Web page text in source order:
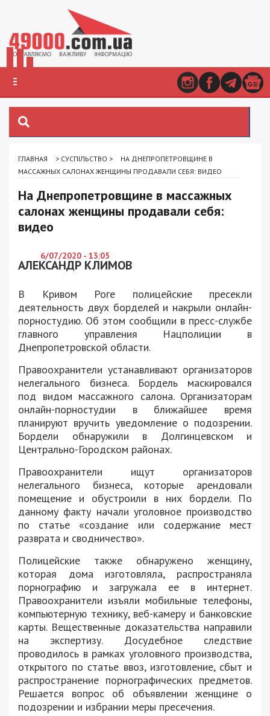
ГЛАВНАЯ > СУСПІЛЬСТВО >
НА ДНЕПРОПЕТРОВЩИНЕ В
МАССАЖНЫХ САЛОНАХ ЖЕНЩИНЫ ПРОДАВАЛИ СЕБЯ: ВИДЕО
На Днепропетровщине в массажных
салонах женщины продавали себя:
видео
6/07/2020 - 13:05
АЛЕКСАНДР КЛИМОВ
В Кривом Роге полицейские пресекли
деятельность двух борделей и накрыли онлайн-
порностудию. Об этом сообщили в пресс-службе
главного управления Нацполиции в
Днепропетровской области.
Правоохранители устанавливают организаторов
нелегального бизнеса. Бордель маскировался
под видом массажного салона. Организаторам
онлайн-порностудии в ближайшее время
планируют вручить уведомление о подозрении.
Бордели обнаружили в Долгинцевском и
Центрально-Городском районах.
Правоохранители ищут организаторов
нелегального бизнеса, которые арендовали
помещение и обустроили в них бордели. По
данному факту начали уголовное производство
по статье «создание или содержание мест
разврата и сводничество».
Полицейские также обнаружено женщину,
которая дома изготовляла, распространяла
порнографию и загружала ее в интернет.
Правоохранители изъяли мобильные телефоны,
компьютерную технику, веб-камеру и банковские
карты. Вещественные доказательства направили
на экспертизу. Досудебное следствие
проводилось в рамках уголовного производства,
открытого по статье ввоз, изготовление, сбыт и
распространение порнографических предметов.
Решается вопрос об объявлении женщине о
подозрении и избрании меры пресечения.